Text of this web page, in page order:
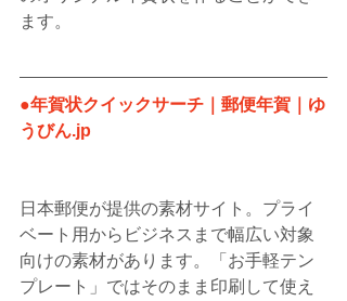
ます。
●年賀状クイックサーチ｜郵便年賀｜ゆ
うびん.jp
日本郵便が提供の素材サイト。プライ
ベート用からビジネスまで幅広い対象
向けの素材があります。「お手軽テン
プレート」ではそのまま印刷して使え